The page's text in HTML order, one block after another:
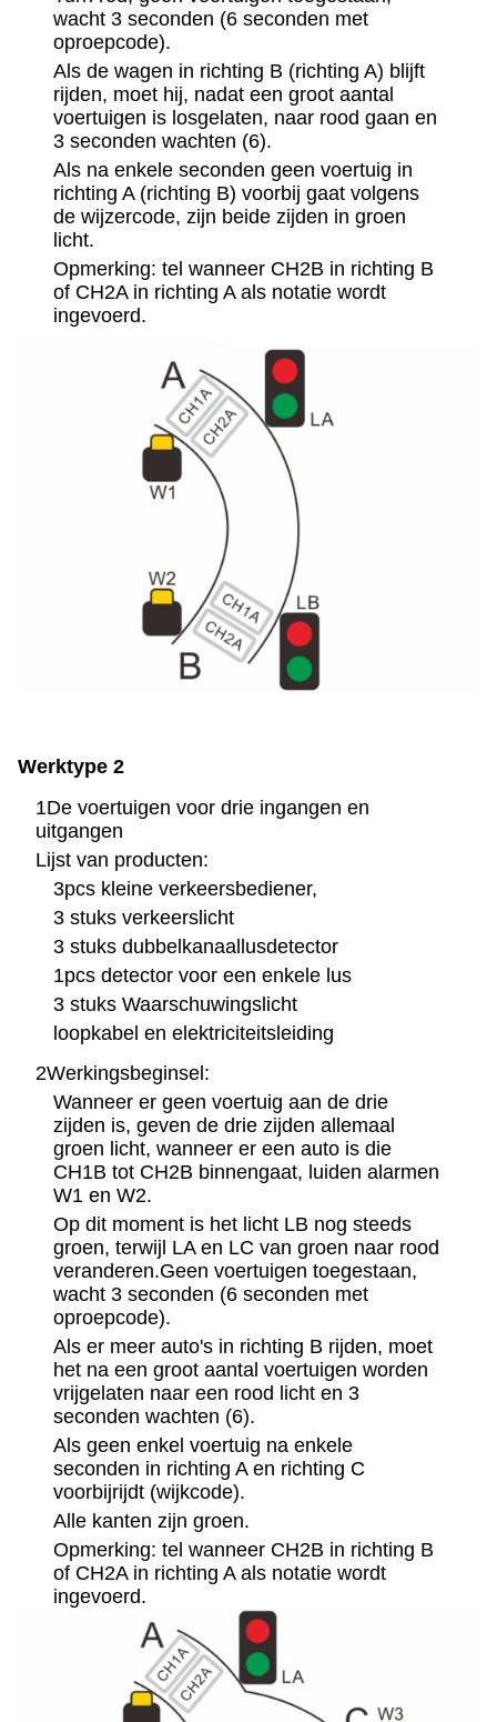
wacht 3 seconden (6 seconden met
oproepcode).
Als de wagen in richting B (richting A) blijft
rijden, moet hij, nadat een groot aantal
voertuigen is losgelaten, naar rood gaan en
3 seconden wachten (6).
Als na enkele seconden geen voertuig in
richting A (richting B) voorbij gaat volgens
de wijzercode, zijn beide zijden in groen
licht.
Opmerking: tel wanneer CH2B in richting B
of CH2A in richting A als notatie wordt
ingevoerd.
Werktype 2
1De voertuigen voor drie ingangen en
uitgangen
Lijst van producten:
3pcs kleine verkeersbediener,
3 stuks verkeerslicht
3 stuks dubbelkanaallusdetector
1pcs detector voor een enkele lus
3 stuks Waarschuwingslicht
loopkabel en elektriciteitsleiding
2Werkingsbeginsel:
Wanneer er geen voertuig aan de drie
zijden is, geven de drie zijden allemaal
groen licht, wanneer er een auto is die
CH1B tot CH2B binnengaat, luiden alarmen
W1 en W2.
Op dit moment is het licht LB nog steeds
groen, terwijl LA en LC van groen naar rood
veranderen.Geen voertuigen toegestaan,
wacht 3 seconden (6 seconden met
oproepcode).
Als er meer auto's in richting B rijden, moet
het na een groot aantal voertuigen worden
vrijgelaten naar een rood licht en 3
seconden wachten (6).
Als geen enkel voertuig na enkele
seconden in richting A en richting C
voorbijrijdt (wijkcode).
Alle kanten zijn groen.
Opmerking: tel wanneer CH2B in richting B
of CH2A in richting A als notatie wordt
ingevoerd.